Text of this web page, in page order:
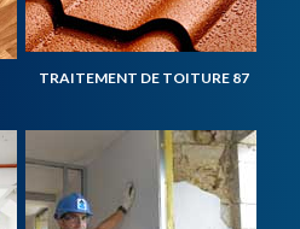
TRAITEMENT DE TOITURE 87